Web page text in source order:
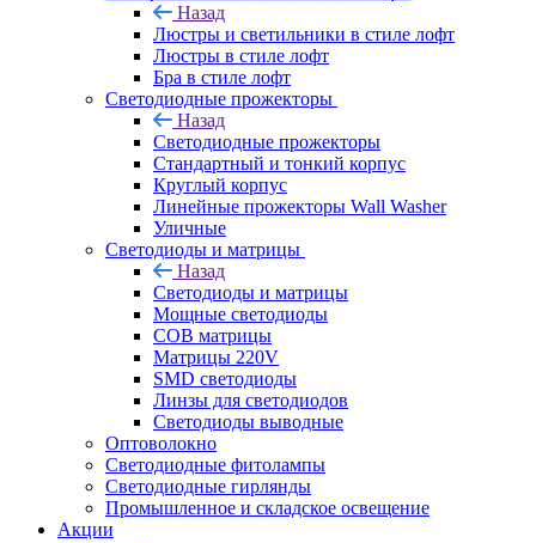
Назад
Люстры и светильники в стиле лофт
Люстры в стиле лофт
Бра в стиле лофт
Светодиодные прожекторы
Назад
Светодиодные прожекторы
Стандартный и тонкий корпус
Круглый корпус
Линейные прожекторы Wall Washer
Уличные
Светодиоды и матрицы
Назад
Светодиоды и матрицы
Мощные светодиоды
COB матрицы
Матрицы 220V
SMD светодиоды
Линзы для светодиодов
Светодиоды выводные
Оптоволокно
Светодиодные фитолампы
Светодиодные гирлянды
Промышленное и складское освещение
Акции